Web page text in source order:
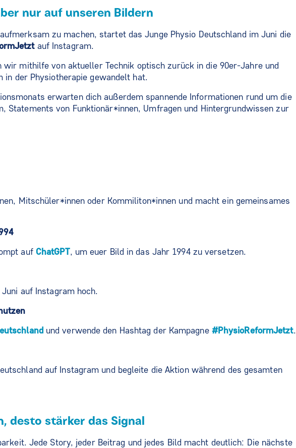
nur auf unseren Bildern
zu machen, startet das Junge Physio Deutschland im Juni die
auf Instagram.
wir mithilfe von aktueller Technik optisch zurück in die 90er-Jahre und
in der Physiotherapie gewandelt hat.
erwarten dich außerdem spannende Informationen rund um die
Statements von Funktionär*innen, Umfragen und Hintergrundwissen zur
Mitschüler*innen oder Kommiliton*innen und macht ein gemeinsames
auf ChatGPT, um euer Bild in das Jahr 1994 zu versetzen.
auf Instagram hoch.
und verwende den Hashtag der Kampagne #PhysioReformJetzt.
auf Instagram und begleite die Aktion während des gesamten
desto stärker das Signal
Jede Story, jeder Beitrag und jedes Bild macht deutlich: Die nächste